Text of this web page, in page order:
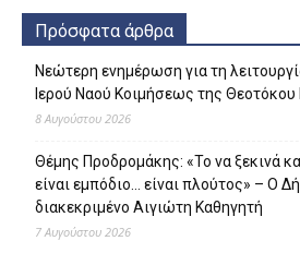
Πρόσφατα άρθρα
Νεώτερη ενημέρωση για τη
Ιερού Ναού Κοιμήσεως της
8 Αυγούστου 2026
Θέμης Προδρομάκης: «Το να ξεκινά
είναι εμπόδιο… είναι πλούτος» – O
διακεκριμένο Αιγιώτη Καθηγητή
7 Αυγούστου 2026